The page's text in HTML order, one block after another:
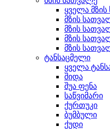
ყველა
მზის
მზის
მზის
მზის
ტანსაცმელი
ყველა
შიდა
შუა ფენა
საწვიმარი
ქურთუკი
ბუმბული
ქუდი